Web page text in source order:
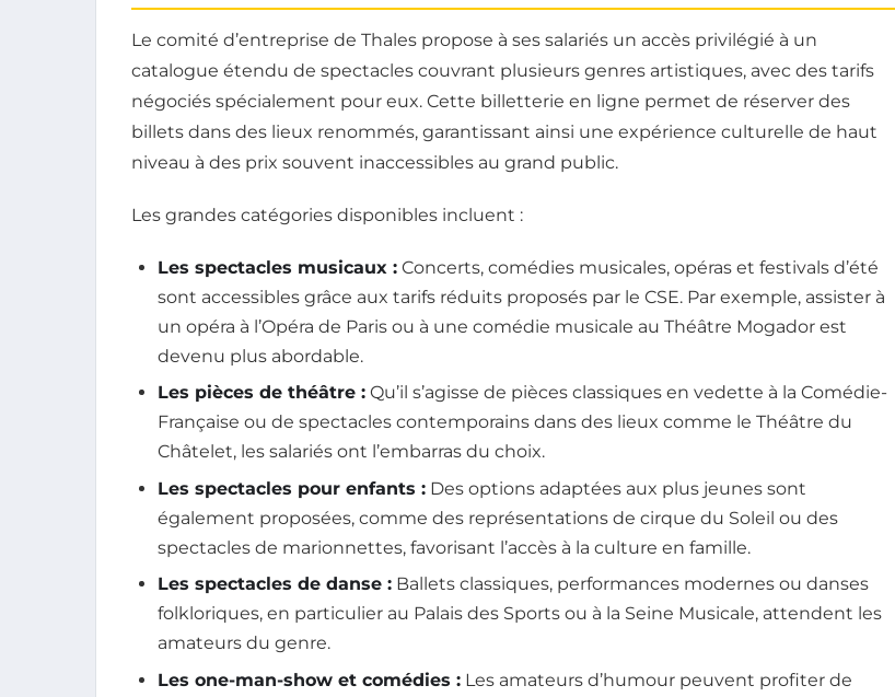
Le comité d’entreprise de Thales propose à ses salariés un accès privilégié à un
catalogue étendu de spectacles couvrant plusieurs genres artistiques, avec des tarifs
négociés spécialement pour eux. Cette billetterie en ligne permet de réserver des
billets dans des lieux renommés, garantissant ainsi une expérience culturelle de haut
niveau à des prix souvent inaccessibles au grand public.
Les grandes catégories disponibles incluent :
Les spectacles musicaux : Concerts, comédies musicales, opéras et festivals d’été
sont accessibles grâce aux tarifs réduits proposés par le CSE. Par exemple, assister à
un opéra à l’Opéra de Paris ou à une comédie musicale au Théâtre Mogador est
devenu plus abordable.
Les pièces de théâtre : Qu’il s’agisse de pièces classiques en vedette à la Comédie-
Française ou de spectacles contemporains dans des lieux comme le Théâtre du
Châtelet, les salariés ont l’embarras du choix.
Les spectacles pour enfants : Des options adaptées aux plus jeunes sont
également proposées, comme des représentations de cirque du Soleil ou des
spectacles de marionnettes, favorisant l’accès à la culture en famille.
Les spectacles de danse : Ballets classiques, performances modernes ou danses
folkloriques, en particulier au Palais des Sports ou à la Seine Musicale, attendent les
amateurs du genre.
Les one-man-show et comédies : Les amateurs d’humour peuvent profiter de